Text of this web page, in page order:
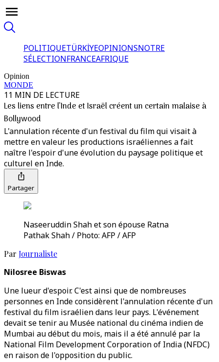
POLITIQUETÜRKİYEOPINIONSNOTRE
SÉLECTIONFRANCEAFRIQUE
Opinion
MONDE
11 MIN DE LECTURE
Les liens entre l’Inde et Israël créent un certain malaise à
Bollywood
L'annulation récente d'un festival du film qui visait à
mettre en valeur les productions israéliennes a fait
naître l'espoir d'une évolution du paysage politique et
culturel en Inde.
Partager
Naseeruddin Shah et son épouse Ratna
Pathak Shah / Photo: AFP / AFP
Par Journaliste
Nilosree Biswas
Une lueur d'espoir. C'est ainsi que de nombreuses
personnes en Inde considèrent l'annulation récente d'un
festival du film israélien dans leur pays. L'événement
devait se tenir au Musée national du cinéma indien de
Mumbai au début du mois, mais il a été annulé par la
National Film Development Corporation of India (NFDC)
en raison de l'opposition du public.